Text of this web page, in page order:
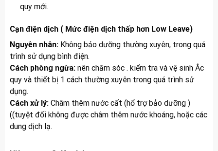
quy mới.
Cạn điện dịch ( Mức điện dịch thấp hơn Low Leave)
Nguyên nhân:Không bảo dưỡng thường xuyên, trong quá
trình sử dụng bình điện.
Cách phòng ngừa:nên chăm sóc . kiểm tra và vệ sinh Ắc
quy và thiết bị 1 cách thường xuyên trong quá trình sử
dụng.
Cách xử lý:Châm thêm nước cất (hổ trợ bảo dưỡng )
((tuyệt đối không được châm thêm nước khoáng, hoặc các
dung dịch lạ.